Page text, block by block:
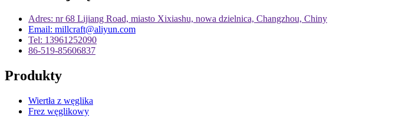
Adres: nr 68 Lijiang Road, miasto Xixiashu, nowa dzielnica, Changzhou, Chiny
Email: millcraft@aliyun.com
Tel: 13961252090
86-519-85606837
Produkty
Wiertła z węglika
Frez węglikowy